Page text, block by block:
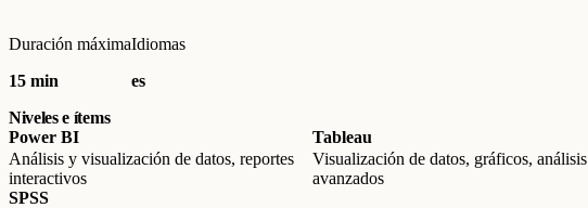
Duración máxima
15 min
Idiomas
es
Niveles e ítems
Power BI
Análisis y visualización de datos, reportes
interactivos
Tableau
Visualización de datos, gráficos, análisis
avanzados
SPSS